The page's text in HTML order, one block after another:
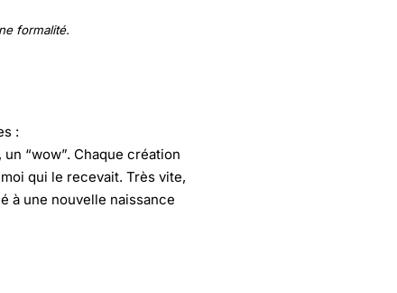
formalité.
:
“wow”. Chaque création
qui le recevait. Très vite,
à une nouvelle naissance